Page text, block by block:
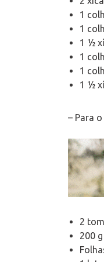
1
1
1
1
1
1
– Para
2
200